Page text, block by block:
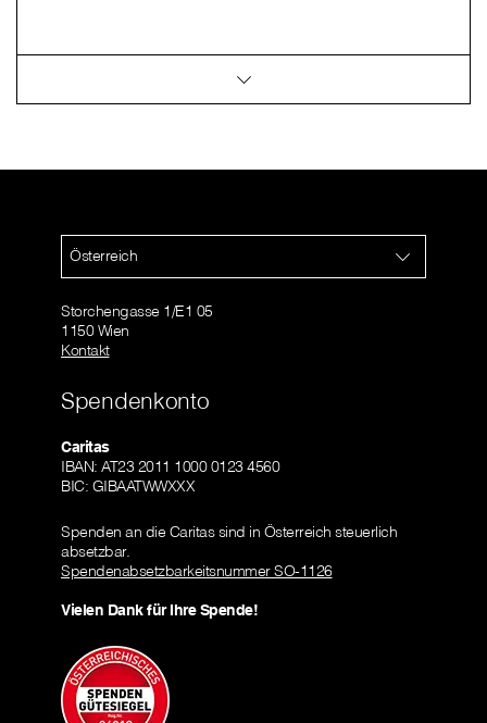
Österreich
Storchengasse 1/E1 05
1150 Wien
Kontakt
Spendenkonto
Caritas
IBAN: AT23 2011 1000 0123 4560
BIC: GIBAATWWXXX
Spenden an die Caritas sind in Österreich steuerlich
absetzbar.
Spendenabsetzbarkeitsnummer SO-1126
Vielen Dank für Ihre Spende!